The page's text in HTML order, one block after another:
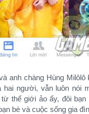
anh chàng Hùng
hai người, vẫn luôn nói
từ thế giới ảo ấy, đôi
bè và cuộc sống gia